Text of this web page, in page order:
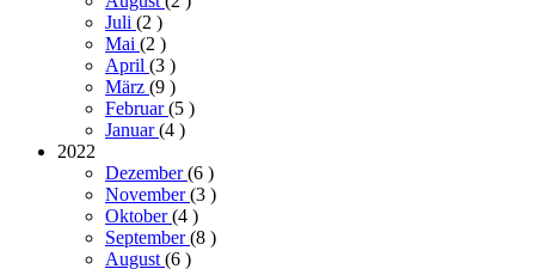
Juli (2 )
Mai (2 )
April (3 )
März (9 )
Februar(5 )
Januar(4 )
2022
Dezember(6 )
November(3 )
Oktober(4 )
September(8 )
August(6 )